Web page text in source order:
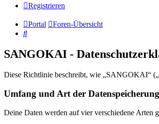
Registrieren
Portal
Foren-Übersicht
Suche
SANGOKAI -
Diese Richtlinie beschreibt, wie „SANGOKAI“
Umfang und Art der Datenspeicherung
Deine Daten werden auf vier verschiedene Arten